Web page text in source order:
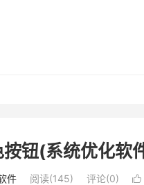
钮(系统优化软
件 阅读(145) 评论(0) 